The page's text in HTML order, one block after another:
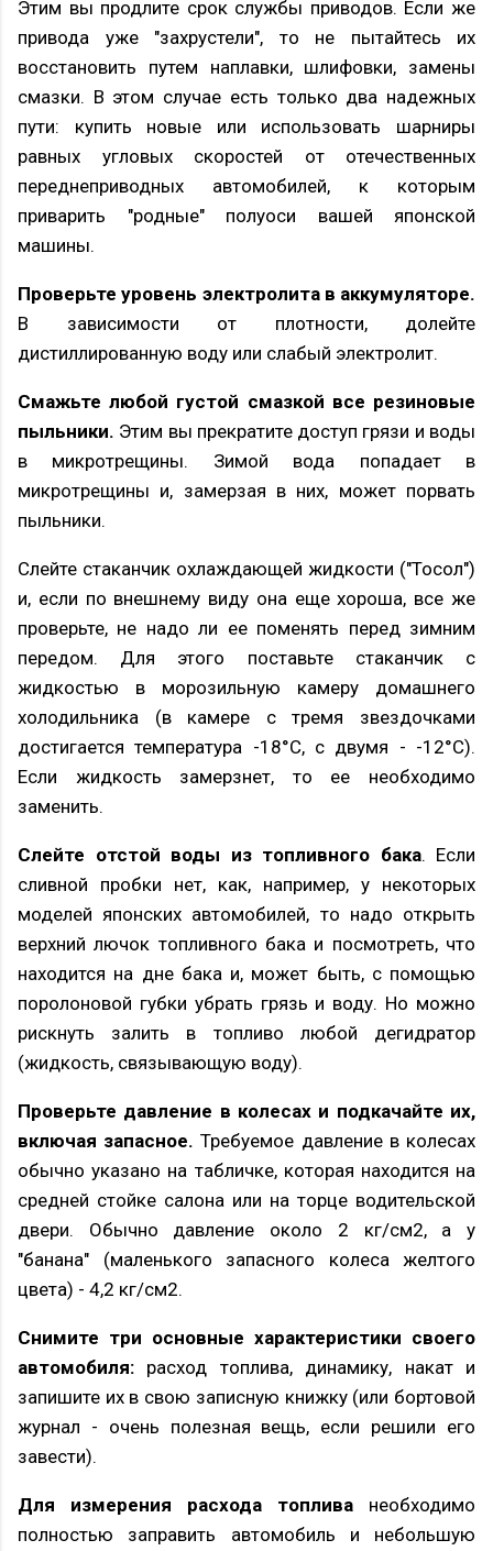
Этим вы продлите срок службы приводов. Если же
привода уже "захрустели", то не пытайтесь их
восстановить путем наплавки, шлифовки, замены
смазки. В этом случае есть только два надежных
пути: купить новые или использовать шарниры
равных угловых скоростей от отечественных
переднеприводных автомобилей, к которым
приварить "родные" полуоси вашей японской
машины.
Проверьте уровень электролита в аккумуляторе.
В зависимости от плотности, долейте
дистиллированную воду или слабый электролит.
Смажьте любой густой смазкой все резиновые
пыльники. Этим вы прекратите доступ грязи и воды
в микротрещины. Зимой вода попадает в
микротрещины и, замерзая в них, может порвать
пыльники.
Слейте стаканчик охлаждающей жидкости ("Тосол")
и, если по внешнему виду она еще хороша, все же
проверьте, не надо ли ее поменять перед зимним
передом. Для этого поставьте стаканчик с
жидкостью в морозильную камеру домашнего
холодильника (в камере с тремя звездочками
достигается температура -18°С, с двумя - -12°С).
Если жидкость замерзнет, то ее необходимо
заменить.
Слейте отстой воды из топливного бака. Если
сливной пробки нет, как, например, у некоторых
моделей японских автомобилей, то надо открыть
верхний лючок топливного бака и посмотреть, что
находится на дне бака и, может быть, с помощью
поролоновой губки убрать грязь и воду. Но можно
рискнуть залить в топливо любой дегидратор
(жидкость, связывающую воду).
Проверьте давление в колесах и подкачайте их,
включая запасное. Требуемое давление в колесах
обычно указано на табличке, которая находится на
средней стойке салона или на торце водительской
двери. Обычно давление около 2 кг/см2, а у
"банана" (маленького запасного колеса желтого
цвета) - 4,2 кг/см2.
Снимите три основные характеристики своего
автомобиля: расход топлива, динамику, накат и
запишите их в свою записную книжку (или бортовой
журнал - очень полезная вещь, если решили его
завести).
Для измерения расхода топлива необходимо
полностью заправить автомобиль и небольшую